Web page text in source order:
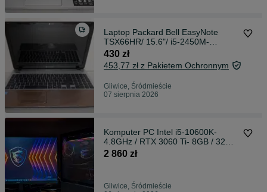
Laptop Packard Bell EasyNote
TSX66HR/ 15.6"/ i5-2450M-
3.1GHz/ GF 630M-2GB/ 16GB/
SSD256/ Win10/ Gw
430 zł
453,77 zł z Pakietem Ochronnym
Gliwice, Śródmieście
07 sierpnia 2026
Komputer PC Intel i5-10600K-
4.8GHz / RTX 3060 Ti- 8GB / 32GB
/ SSD 1 TB NVMe / Win 11 / RGB /
2 860 zł
Gliwice, Śródmieście